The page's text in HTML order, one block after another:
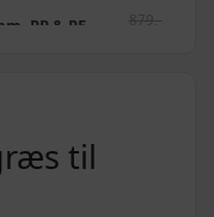
til
PP & PE,
879,-
& PE